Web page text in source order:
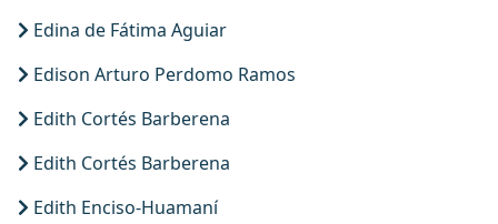
Edina de Fátima Aguiar
Edison Arturo Perdomo Ramos
Edith Cortés Barberena
Edith Cortés Barberena
Edith Enciso-Huamaní